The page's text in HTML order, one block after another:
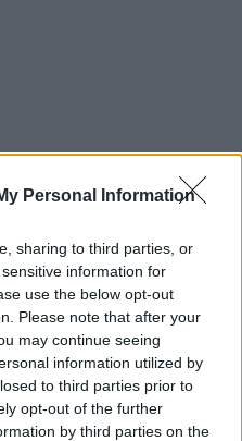
Personal Information
sharing to third parties, or
information for
use the below opt-out
Please note that after your
may continue seeing
information utilized by
to third parties prior to
opt-out of the further
by third parties on the